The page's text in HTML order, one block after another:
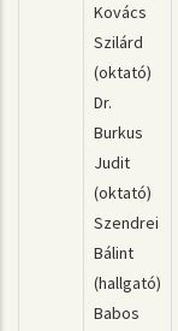
Kovács
Szilárd
(oktató)
Dr.
Burkus
Judit
(oktató)
Szendrei
Bálint
(hallgató)
Babos